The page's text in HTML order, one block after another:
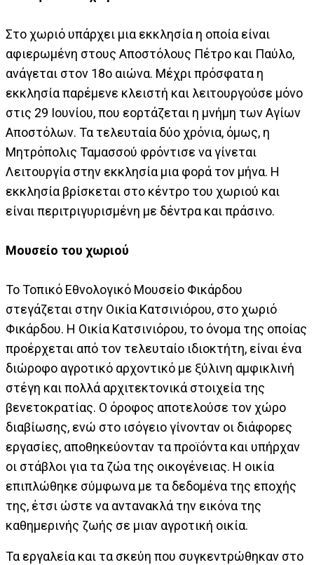
Στο χωριό υπάρχει μια εκκλησία η οποία είναι
αφιερωμένη στους Αποστόλους Πέτρο και Παύλο,
ανάγεται στον 18ο αιώνα. Μέχρι πρόσφατα η
εκκλησία παρέμενε κλειστή και λειτουργούσε μόνο
στις 29 Ιουνίου, που εορτάζεται η μνήμη των Αγίων
Αποστόλων. Τα τελευταία δύο χρόνια, όμως, η
Μητρόπολις Ταμασσού φρόντισε να γίνεται
Λειτουργία στην εκκλησία μια φορά τον μήνα. Η
εκκλησία βρίσκεται στο κέντρο του χωριού και
είναι περιτριγυρισμένη με δέντρα και πράσινο.
Μουσείο του χωριού
Το Τοπικό Εθνολογικό Μουσείο Φικάρδου
στεγάζεται στην Οικία Κατσινιόρου, στο χωριό
Φικάρδου. Η Οικία Κατσινιόρου, το όνομα της οποίας
προέρχεται από τον τελευταίο ιδιοκτήτη, είναι ένα
διώροφο αγροτικό αρχοντικό με ξύλινη αμφικλινή
στέγη και πολλά αρχιτεκτονικά στοιχεία της
βενετοκρατίας. Ο όροφος αποτελούσε τον χώρο
διαβίωσης, ενώ στο ισόγειο γίνονταν οι διάφορες
εργασίες, αποθηκεύονταν τα προϊόντα και υπήρχαν
οι στάβλοι για τα ζώα της οικογένειας. Η οικία
επιπλώθηκε σύμφωνα με τα δεδομένα της εποχής
της, έτσι ώστε να αντανακλά την εικόνα της
καθημερινής ζωής σε μιαν αγροτική οικία.
Τα εργαλεία και τα σκεύη που συγκεντρώθηκαν στο